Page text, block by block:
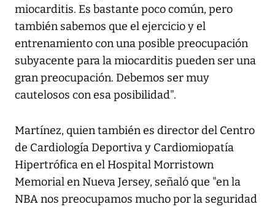
miocarditis. Es bastante poco común, pero
también sabemos que el ejercicio y el
entrenamiento con una posible preocupación
subyacente para la miocarditis pueden ser una
gran preocupación. Debemos ser muy
cautelosos con esa posibilidad".
Martínez, quien también es director del Centro
de Cardiología Deportiva y Cardiomiopatía
Hipertrófica en el Hospital Morristown
Memorial en Nueva Jersey, señaló que "en la
NBA nos preocupamos mucho por la seguridad